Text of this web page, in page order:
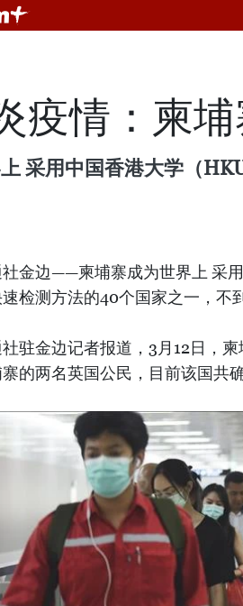
疫情：柬
采用中国香港大学（
社金边——柬埔寨成为世界上 采
检测方法的40个国家之一，不
驻金边记者报道，3月12日，
的两名英国公民，目前该国共